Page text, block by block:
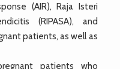
(AIR), Raja Isteri
(RIPASA), and
patients, as well as
patients who